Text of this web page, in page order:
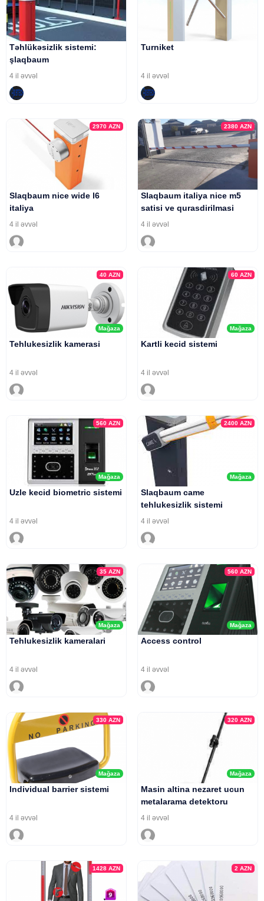
Təhlükəsizlik sistemi:
şlaqbaum
4 il əvvəl
Turniket
4 il əvvəl
2970AZN
Slaqbaum nice wide l6
italiya
4 il əvvəl
2380 AZN
Slaqbaum italiya nice m5
satisi ve qurasdirilmasi
4 il əvvəl
Mağaza
40AZN
Tehlukesizlik kamerasi
4 il əvvəl
Mağaza
60 AZN
Kartli kecid sistemi
4 il əvvəl
Mağaza
560AZN
Uzle kecid biometric sistemi
4 il əvvəl
Mağaza
2400 AZN
Slaqbaum came
tehlukesizlik sistemi
4 il əvvəl
Mağaza
35AZN
Tehlukesizlik kameralari
4 il əvvəl
Mağaza
560 AZN
Access control
4 il əvvəl
Mağaza
330AZN
Individual barrier sistemi
4 il əvvəl
Mağaza
320 AZN
Masin altina nezaret ucun
metalarama detektoru
4 il əvvəl
1428AZN 2 AZN